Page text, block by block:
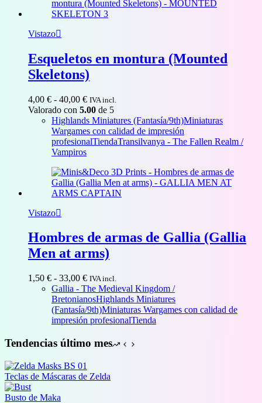
Vistazo
Esqueletos en montura (Mounted
Skeletons)
4,00 € - 40,00 €Rango
de
precios:
desde
4,00 €
IVA incl.
Valorado con 5.00 de 5
Highlands Miniatures (Fantasía/9th)Miniaturas
Wargames con calidad de impresión
profesionalTiendaTransilvanya - The Fallen Realm /
Vampiros
Vistazo
Hombres de armas de Gallia (Gallia
Men at arms)
1,50 € - 33,00 €Rango
de
precios:
desde
1,50 €
33,00 €
IVA incl.
Gallia - The Medieval Kingdom /
BretonianosHighlands Miniatures
(Fantasía/9th)Miniaturas Wargames con calidad de
impresión profesionalTienda
Tendencias último mes
Teclas de Máscaras de Zelda
Busto de Maka